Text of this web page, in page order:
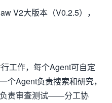
V2大版本（V0.2.5），
工作，每个Agent可自定
个Agent负责搜索和研究，
责审查测试——分工协